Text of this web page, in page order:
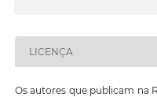
LICENÇA
Os autores que publicam na